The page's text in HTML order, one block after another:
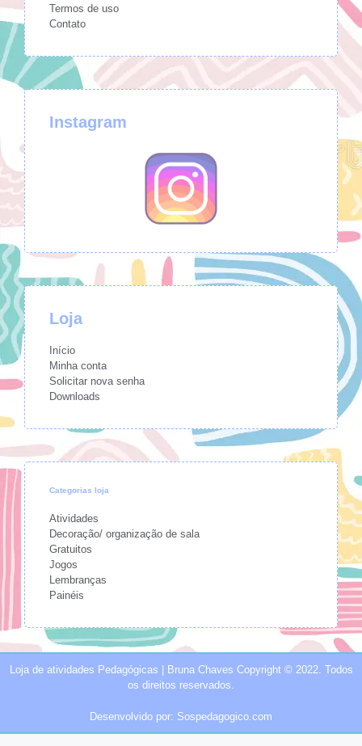
Termos de uso
Contato
Instagram
Loja
Início
Minha conta
Solicitar nova senha
Downloads
Categorias loja
Atividades
Decoração/ organização de sala
Gratuitos
Jogos
Lembranças
Painéis
Loja de atividades Pedagógicas | Bruna Chaves Copyright © 2022. Todos
os direitos reservados.
Desenvolvido por: Sospedagogico.com